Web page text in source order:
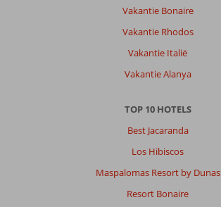
Vakantie Bonaire
Vakantie Rhodos
Vakantie Italië
Vakantie Alanya
TOP 10 HOTELS
Best Jacaranda
Los Hibiscos
Maspalomas Resort by Dunas
Resort Bonaire